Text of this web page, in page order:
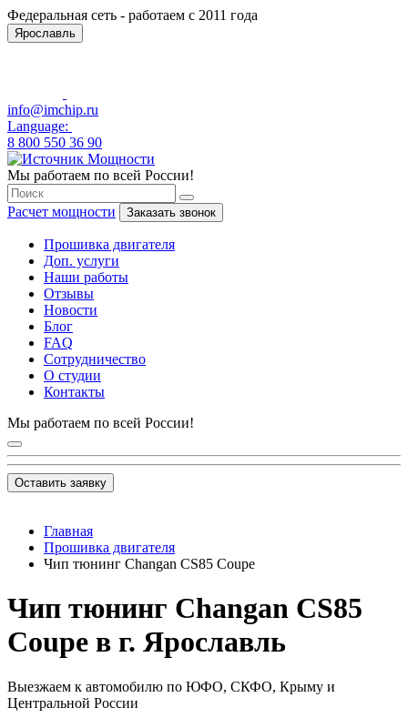
Федеральная сеть - работаем с 2011 года
Ярославль
info@imchip.ru
Language:
8 800 550 36 90
Мы работаем по всей России!
Расчет мощности Заказать звонок
Прошивка двигателя
Доп. услуги
Наши работы
Отзывы
Новости
Блог
FAQ
Сотрудничество
О студии
Контакты
Мы работаем по всей России!
Оставить заявку
Главная
Прошивка двигателя
Чип тюнинг Changan CS85 Coupe
Чип тюнинг Changan CS85
Coupe в г. Ярославль
Выезжаем к автомобилю по ЮФО, СКФО, Крыму и
Центральной России